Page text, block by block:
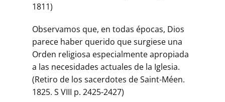
1811)
Observamos que, en todas épocas, Dios
parece haber querido que surgiese una
Orden religiosa especialmente apropiada
a las necesidades actuales de la Iglesia.
(Retiro de los sacerdotes de Saint-Méen.
1825. S VIII p. 2425-2427)